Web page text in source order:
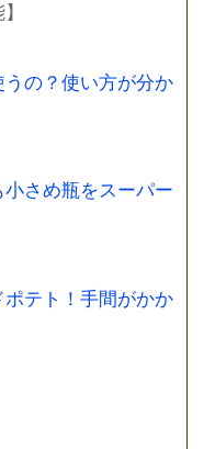
の？使い方が分か
さめ瓶をスーパー
テト！手間がかか